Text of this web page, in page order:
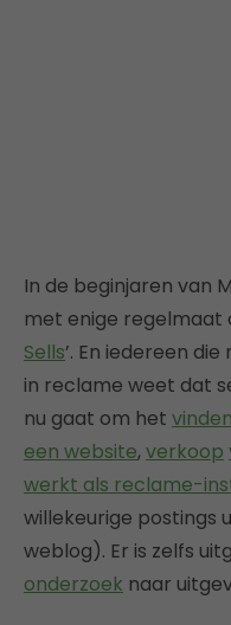
In de beginjaren van
met enige regelmaat
Sells’. En iedereen
in reclame weet dat
nu gaat om het
een website,verkoop
werkt als reclame-
willekeurige postings
weblog). Er is zelfs
onderzoek naar